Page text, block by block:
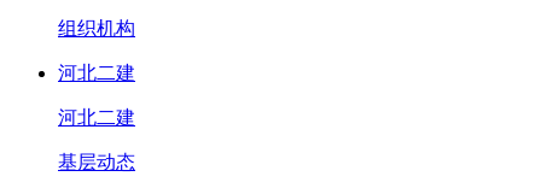
组织机构
河北二建
河北二建
基层动态